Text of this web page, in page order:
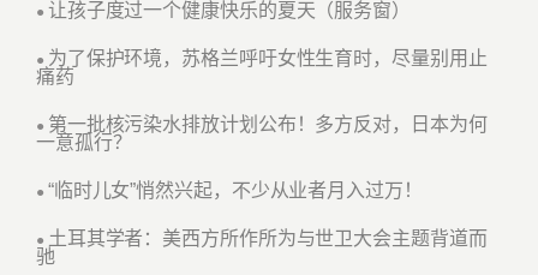
● 让孩子度过一个健康快乐的夏天（服务窗）
● 为了保护环境，苏格兰呼吁女性生育时，尽量别用止
痛药
● 第一批核污染水排放计划公布！多方反对，日本为何
一意孤行？
● “临时儿女”悄然兴起，不少从业者月入过万！
● 土耳其学者：美西方所作所为与世卫大会主题背道而
驰